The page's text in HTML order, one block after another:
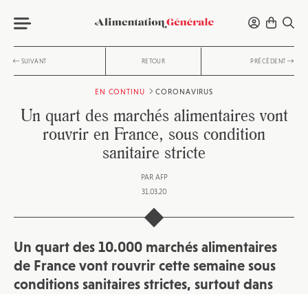
SUIVANT RETOUR PRÉCÉDENT
EN CONTINU CORONAVIRUS
Un quart des marchés alimentaires vont
rouvrir en France, sous condition
sanitaire stricte
PAR AFP
31.03.20
Un quart des 10.000 marchés alimentaires
de France vont rouvrir cette semaine sous
conditions sanitaires strictes, surtout dans